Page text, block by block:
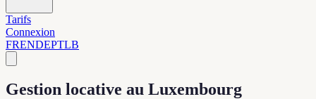
Tarifs
Connexion
FRENDEPTLB
Gestion locative au Luxembourg